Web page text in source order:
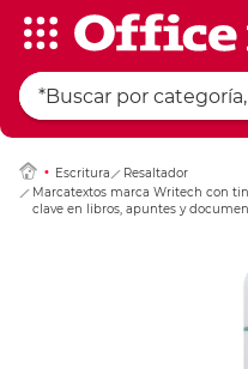
Escritura
Resaltador
Marcatextos marca Writech con
clave en libros, apuntes y